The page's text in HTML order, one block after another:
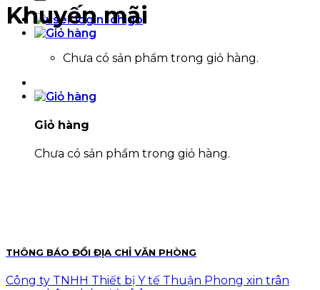
Chưa có sản phẩm trong giỏ hàng.
Giỏ hàng
Chưa có sản phẩm trong giỏ hàng.
Khuyến mãi
THÔNG BÁO ĐỔI ĐỊA CHỈ VĂN PHÒNG
Công ty TNHH Thiết bị Y tế Thuận Phong xin trân